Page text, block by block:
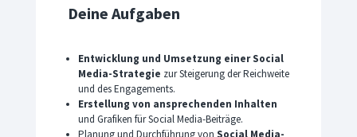
Deine Aufgaben
Entwicklung und Umsetzung einer Social
Media-Strategie zur Steigerung der Reichweite
und des Engagements.
Erstellung von ansprechenden Inhalten
und Grafiken für Social Media-Beiträge.